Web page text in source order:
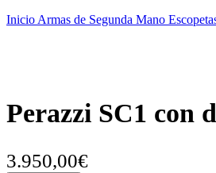
Inicio Armas de Segunda Mano
Perazzi SC1 con
3.950,00€